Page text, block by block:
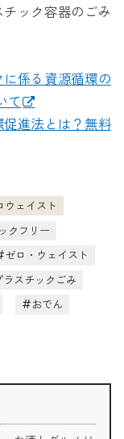
ック容器のごみ
係る資源循環の
て
進法とは？無料
ウェイスト
クフリー
ゼロ・ウェイスト
ラスチックごみ
おでん